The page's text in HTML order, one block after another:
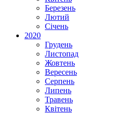
Березень
Лютий
Січень
2020
Грудень
Листопад
Жовтень
Вересень
Серпень
Липень
Травень
Квітень